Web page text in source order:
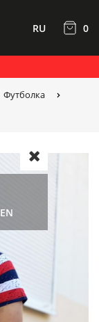
RU 0
Футболка
EN